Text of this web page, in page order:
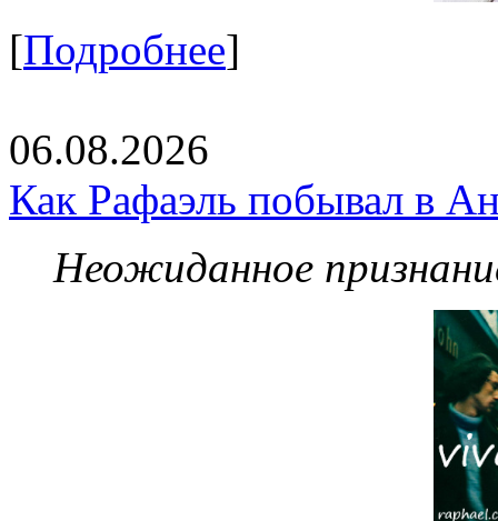
[Подробнее]
06.08.2026
Как Рафаэль побывал в
Неожиданное